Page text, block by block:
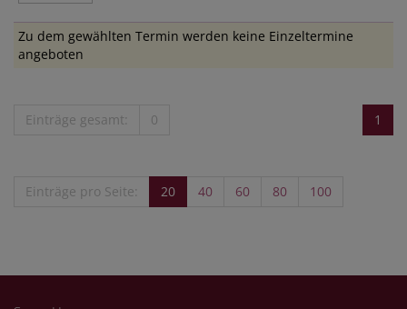
Zu dem gewählten Termin werden keine Einzeltermine
angeboten
1
Einträge gesamt: 0
Einträge pro Seite: 20 40 60 80 100